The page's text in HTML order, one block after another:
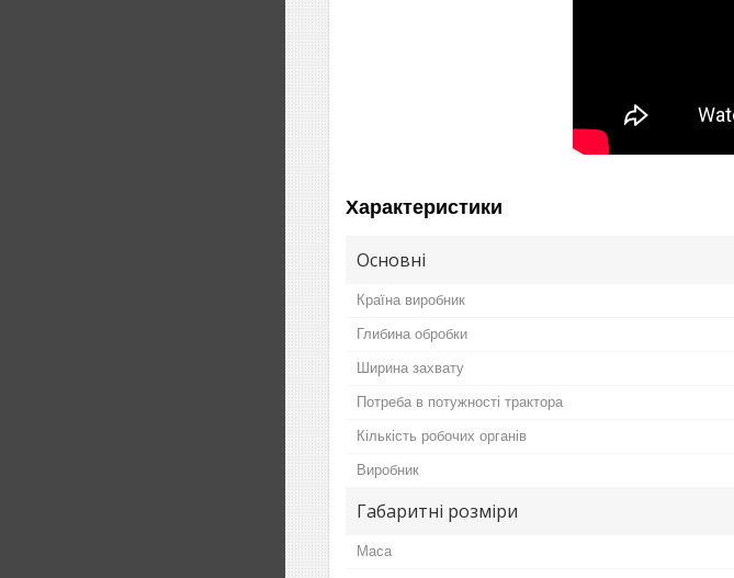
Характеристики
Основні
Країна виробник
Глибина обробки
Ширина захвату
Потреба в потужності трактора
Кількість робочих органів
Виробник
Габаритні розміри
Маса